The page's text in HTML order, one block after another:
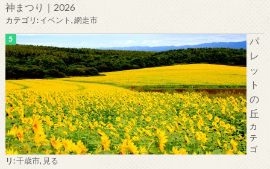
神まつり｜2026
カテゴリ:イベント,網走市
パ
レ
ッ
ト
の
丘
カ
テ
ゴ
リ:千歳市, 見る